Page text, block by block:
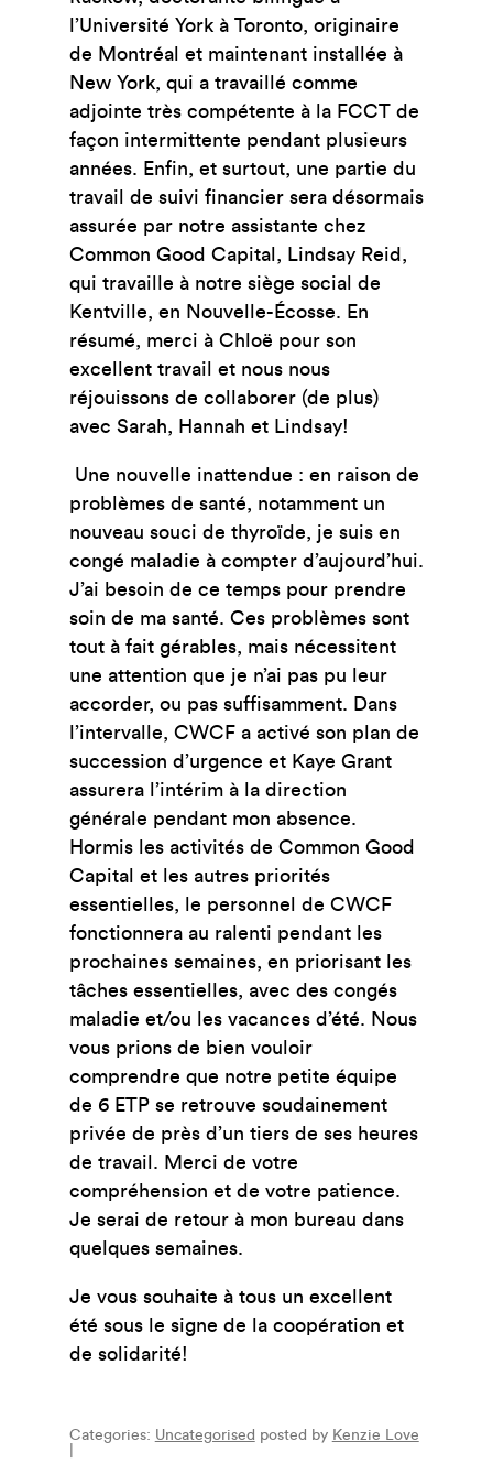
l’Université York à Toronto, originaire
de Montréal et maintenant installée à
New York, qui a travaillé comme
adjointe très compétente à la FCCT de
façon intermittente pendant plusieurs
années. Enfin, et surtout, une partie du
travail de suivi financier sera désormais
assurée par notre assistante chez
Common Good Capital, Lindsay Reid,
qui travaille à notre siège social de
Kentville, en Nouvelle-Écosse. En
résumé, merci à Chloë pour son
excellent travail et nous nous
réjouissons de collaborer (de plus)
avec Sarah, Hannah et Lindsay!
Une nouvelle inattendue : en raison de
problèmes de santé, notamment un
nouveau souci de thyroïde, je suis en
congé maladie à compter d’aujourd’hui.
J’ai besoin de ce temps pour prendre
soin de ma santé. Ces problèmes sont
tout à fait gérables, mais nécessitent
une attention que je n’ai pas pu leur
accorder, ou pas suffisamment. Dans
l’intervalle, CWCF a activé son plan de
succession d’urgence et Kaye Grant
assurera l’intérim à la direction
générale pendant mon absence.
Hormis les activités de Common Good
Capital et les autres priorités
essentielles, le personnel de CWCF
fonctionnera au ralenti pendant les
prochaines semaines, en priorisant les
tâches essentielles, avec des congés
maladie et/ou les vacances d’été. Nous
vous prions de bien vouloir
comprendre que notre petite équipe
de 6 ETP se retrouve soudainement
privée de près d’un tiers de ses heures
de travail. Merci de votre
compréhension et de votre patience.
Je serai de retour à mon bureau dans
quelques semaines.
Je vous souhaite à tous un excellent
été sous le signe de la coopération et
de solidarité!
Categories: Uncategorised posted by Kenzie Love